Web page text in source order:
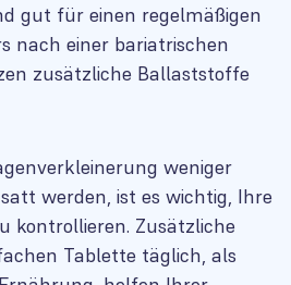
gut für einen regelmäßigen
nach einer bariatrischen
zusätzliche Ballaststoffe
weniger
werden, ist es wichtig, Ihre
kontrollieren. Zusätzliche
Tablette täglich, als